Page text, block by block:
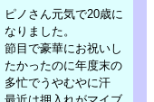
ピノさん元気で20歳に
なりました。
節目で豪華にお祝いし
たかったのに年度末の
多忙でうやむやに汗